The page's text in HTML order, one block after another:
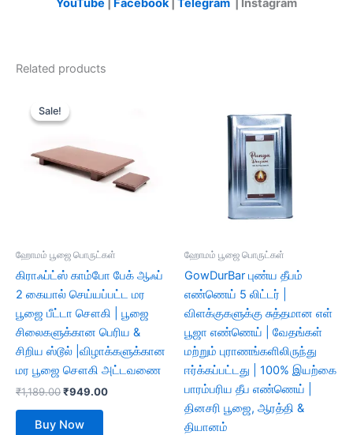
YouTube Facebook| Telegram | Instagram
Related products
Sale!
Sale!
ஹோமம் பூஜை பொருட்கள்
கிராஃப்ட்ஸ் காம்போ பேக் ஆஃப்
2 கையால் செய்யப்பட்ட மர
பூஜை பீட்டா சௌகி | பூஜை
சிலைகளுக்கான பெரிய &
சிறிய ஸ்டூல் |விழாக்களுக்கான
மர பூஜை சௌகி அட்டவணை
₹1,189.00
was:
₹949.00
Buy Now
ஹோமம் பூஜை பொருட்கள்
GowDurBar புண்ய தீபம்
எண்ணெய் 5 லிட்டர் |
விளக்குகளுக்கு சுத்தமான எள்
பூஜா எண்ணெய் | வேதங்கள்
மற்றும் புராணங்களிலிருந்து
ஈர்க்கப்பட்டது | 100% இயற்கை
பாரம்பரிய தீப எண்ணெய் |
தினசரி பூஜை, ஆரத்தி &
தியானம்